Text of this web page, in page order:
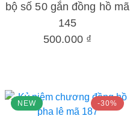
bộ số 50 gắn đồng hồ mã
145
500.000 ₫
NEW -30%